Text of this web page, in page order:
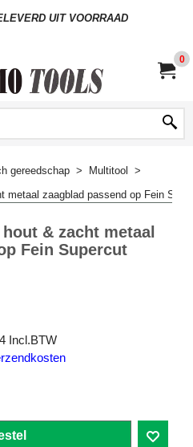
UIT VOORRAAD
0
gereedschap > Multitool
>
metaal zaagblad passend op Fein
& zacht metaal
Fein Supercut
Incl.BTW